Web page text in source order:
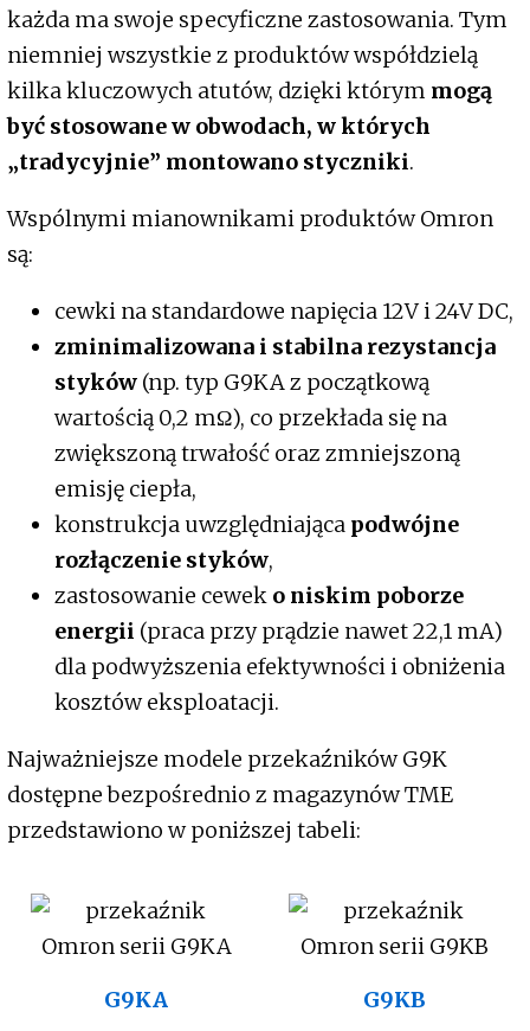
każda ma swoje specyficzne zastosowania. Tym
niemniej wszystkie z produktów współdzielą
kilka kluczowych atutów, dzięki którym mogą
być stosowane w obwodach, w których
„tradycyjnie” montowano styczniki.
Wspólnymi mianownikami produktów Omron
są:
cewki na standardowe napięcia 12V i 24V DC,
zminimalizowana i stabilna rezystancja
styków (np. typ G9KA z początkową
wartością 0,2 mΩ), co przekłada się na
zwiększoną trwałość oraz zmniejszoną
emisję ciepła,
konstrukcja uwzględniająca podwójne
rozłączenie styków,
zastosowanie cewek o niskim poborze
energii (praca przy prądzie nawet 22,1 mA)
dla podwyższenia efektywności i obniżenia
kosztów eksploatacji.
Najważniejsze modele przekaźników G9K
dostępne bezpośrednio z magazynów TME
przedstawiono w poniższej tabeli:
G9KA G9KB